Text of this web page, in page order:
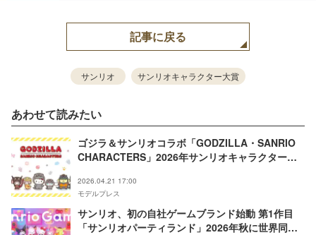
記事に戻る
サンリオ サンリオキャラクター大賞
あわせて読みたい
ゴジラ＆サンリオコラボ「GODZILLA・SANRIO
CHARACTERS」2026年サンリオキャラクター大
2026.04.21 17:00
モデルプレス
サンリオ、初の自社ゲームブランド始動 第1作目
「サンリオパーティランド」2026年秋に世界同時